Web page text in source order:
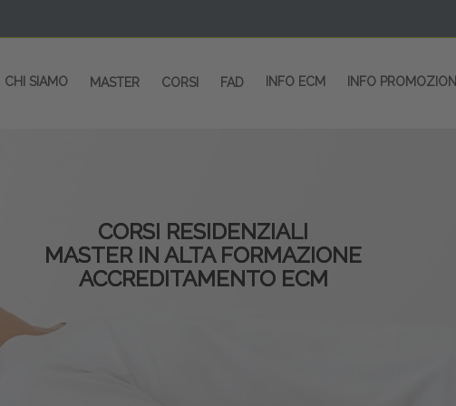
CHI SIAMO MASTER CORSI FAD INFO ECM INFO PROMOZIONI
CORSI RESIDENZIALI
MASTER IN ALTA FORMAZIONE
ACCREDITAMENTO ECM